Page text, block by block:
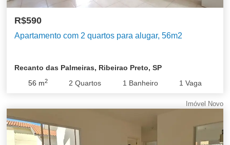
R$590
Apartamento com 2 quartos para alugar, 56m2
Recanto das Palmeiras, Ribeirao Preto, SP
56 m2 2 Quartos 1 Banheiro 1 Vaga
Imóvel Novo